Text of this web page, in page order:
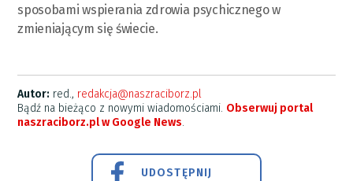
sposobami wspierania zdrowia psychicznego w
zmieniającym się świecie.
Autor: red., redakcja@naszraciborz.pl
Bądź na bieżąco z nowymi wiadomościami. Obserwuj portal
naszraciborz.pl w Google News.
UDOSTĘPNIJ